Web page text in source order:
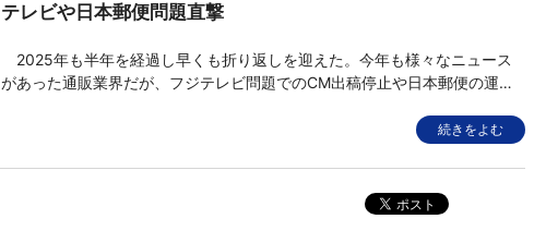
テレビや日本郵便問題直撃
2025年も半年を経過し早くも折り返しを迎えた。今年も様々なニュース
があった通販業界だが、フジテレビ問題でのCM出稿停止や日本郵便の運送
「TikTok Shop」の日本展開が始まるといった、新たなビジネスチャンス
続きをよむ